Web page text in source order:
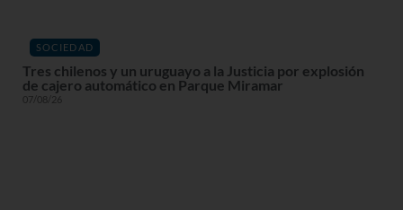
SOCIEDAD
Tres chilenos y un uruguayo a la Justicia por explosión
de cajero automático en Parque Miramar
07/08/26